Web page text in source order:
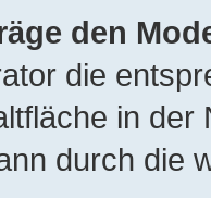
den
die
in
durch die